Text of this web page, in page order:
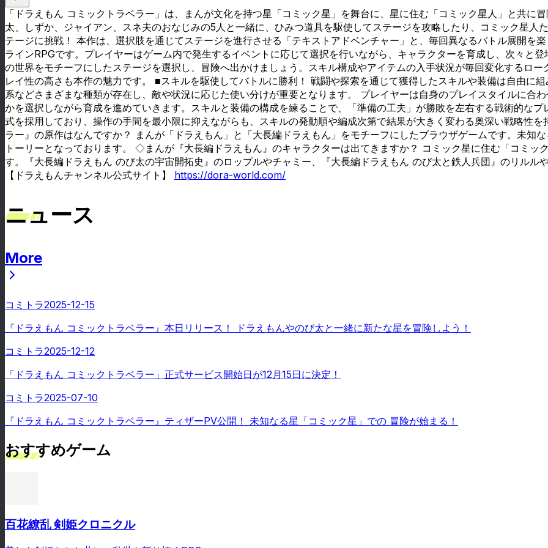
「ドラえもん コミックトラベラー」は、まんが文化を持つ星「コミック星」を舞台に、星に住む「コミック星人」と共に
太、しずか、ジャイアン、スネ夫のおなじみの5人と一緒に、ひみつ道具を駆使してステージを攻略したり、コミック星
テージに挑戦！ 本作は、選択肢を通じてステージを進行させる「テキストアドベンチャー」と、毎回異なるバトル展開を
ラインRPGです。プレイヤーはゲーム内で発生するイベントに応じて選択を行いながら、キャラクターを育成し、次々と
の世界をモチーフにしたステージを選択し、冒険へ出かけましょう。スキル構成やアイテムの入手状況が毎回変化するロ
レイ性の高さも本作の魅力です。 ■スキルを駆使してバトルに勝利！ 戦闘や探索を通じて獲得したスキルや装備は自由に
系などさまざまな種類が存在し、敵や状況に応じた使い分けが重要となります。 プレイヤーは自身のプレイスタイルに合
かを選択しながら育成を進めていきます。スキルと装備の構成を練ることで、「準備の工夫」が勝敗を左右する戦術的な
式を採用しており、操作の手間を最小限に抑えながらも、スキルの発動順や編成次第で結果が大きく変わる奥深い戦略性
ラー』の原作はなんですか？ まんが「ドラえもん」と「大長編ドラえもん」をモチーフにしたブラウザゲームです。未知
トーリーとなっております。 ◇まんが『大長編ドラえもん』のキャラクターは出てきますか？ コミック星に住む「コミッ
す。『大長編ドラえもん のび太の宇宙開拓史』のロップルやチャミー、『大長編ドラえもん のび太と鉄人兵団』のリルル
【ドラえもんチャンネル公式サイト】 https://dora-world.com/
ニュース
More
コミトラ2025-12-15
『ドラえもん コミックトラベラー』本日リリース！ ドラえもんやのび太と一緒に新たな星を冒険しよう！
コミトラ2025-12-12
「ドラえもん コミックトラベラー」正式サービス開始日が12月15日に決定！
コミトラ2025-07-10
『ドラえもん コミックトラベラー』ティザーPV公開！ 未知なる星「コミック星」での 冒険が始まる！
おすすめゲーム
百花繚乱 剣姫クロニクル